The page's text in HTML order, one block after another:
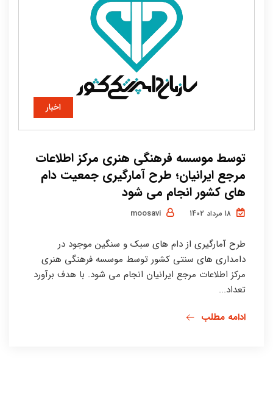
اخبار
توسط موسسه فرهنگی هنری مرکز اطلاعات
مرجع ایرانیان؛ طرح آمارگیری جمعیت دام
های کشور انجام می شود
طرح آمارگیری از دام های سبک و سنگین موجود در
دامداری های سنتی کشور توسط موسسه فرهنگی هنری
مرکز اطلاعات مرجع ایرانیان انجام می شود. با هدف برآورد
تعداد...
ادامه مطلب